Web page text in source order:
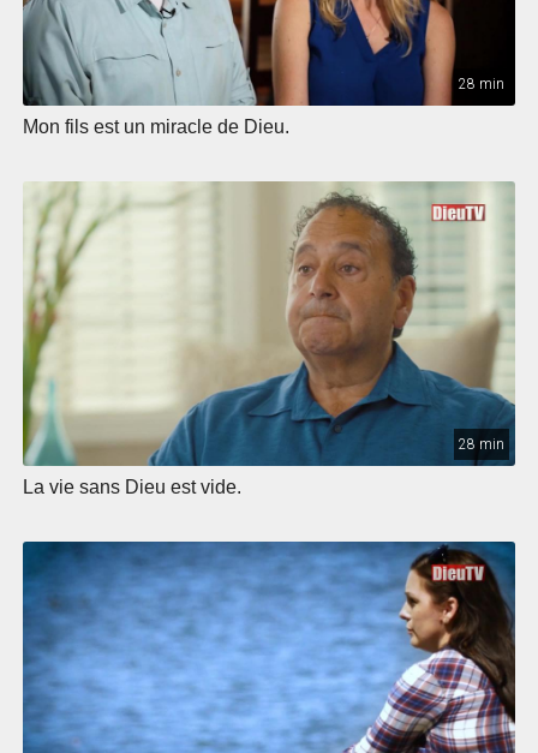
28 min
Mon fils est un miracle de Dieu.
28 min
La vie sans Dieu est vide.